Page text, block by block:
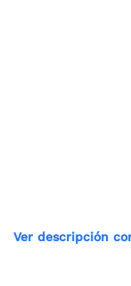
Ver descripción